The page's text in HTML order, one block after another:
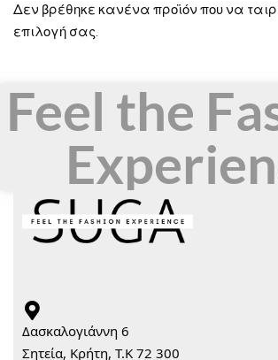
Δεν βρέθηκε κανένα προϊόν που να
επιλογή σας.
Feel the
Δασκαλογιάννη 6
Σητεία, Κρήτη, Τ.Κ 72 300